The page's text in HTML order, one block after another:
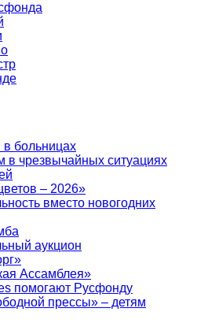
больницах
чрезвычайных ситуациях
– 2026»
вместо новогодних
аукцион
Ассамблея»
помогают Русфонду
прессы» – детям